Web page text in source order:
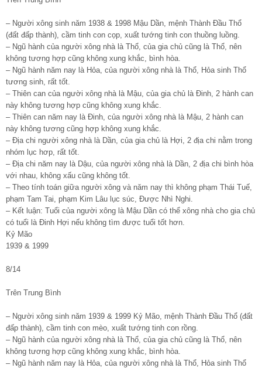
– Người xông sinh năm 1938 & 1998 Mậu Dần, mệnh Thành Đầu Thổ
(đất đấp thành), cầm tinh con cọp, xuất tướng tinh con thuồng luồng.
– Ngũ hành của người xông nhà là Thổ, của gia chủ cũng là Thổ, nên
không tương hợp cũng không xung khắc, bình hòa.
– Ngũ hành năm nay là Hỏa, của người xông nhà là Thổ, Hỏa sinh Thổ
tương sinh, rất tốt.
– Thiên can của người xông nhà là Mậu, của gia chủ là Đinh, 2 hành can
này không tương hợp cũng không xung khắc.
– Thiên can năm nay là Đinh, của người xông nhà là Mậu, 2 hành can
này không tương cũng hợp không xung khắc.
– Địa chi người xông nhà là Dần, của gia chủ là Hợi, 2 địa chi nằm trong
nhóm lục hơp, rất tốt.
– Địa chi năm nay là Dậu, của người xông nhà là Dần, 2 địa chi bình hòa
với nhau, không xấu cũng không tốt.
– Theo tính toán giữa người xông và năm nay thì không phạm Thái Tuế,
phạm Tam Tai, phạm Kim Lâu lục súc, Được Nhì Nghi.
– Kết luận: Tuổi của người xông là Mậu Dần có thể xông nhà cho gia chủ
có tuổi là Đinh Hợi nếu không tìm được tuổi tốt hơn.
Kỷ Mão
1939 & 1999
8/14
Trên Trung Bình
– Người xông sinh năm 1939 & 1999 Kỷ Mão, mệnh Thành Đầu Thổ (đất
đấp thành), cầm tinh con mèo, xuất tướng tinh con rồng.
– Ngũ hành của người xông nhà là Thổ, của gia chủ cũng là Thổ, nên
không tương hợp cũng không xung khắc, bình hòa.
– Ngũ hành năm nay là Hỏa, của người xông nhà là Thổ, Hỏa sinh Thổ